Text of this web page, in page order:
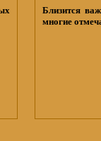
Близится
многие